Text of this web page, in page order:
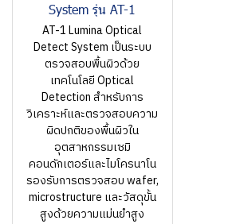
System รุ่น AT-1
AT-1 Lumina Optical
Detect System เป็นระบบ
ตรวจสอบพื้นผิวด้วย
เทคโนโลยี Optical
Detection สำหรับการ
วิเคราะห์และตรวจสอบความ
ผิดปกติของพื้นผิวใน
อุตสาหกรรมเซมิ
คอนดักเตอร์และไมโครนาโน
รองรับการตรวจสอบ wafer,
microstructure และวัสดุขั้น
สูงด้วยความแม่นยำสูง